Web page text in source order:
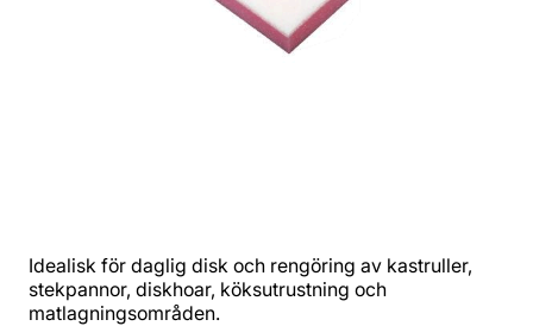
Idealisk för daglig disk och rengöring av kastruller,
stekpannor, diskhoar, köksutrustning och
matlagningsområden.